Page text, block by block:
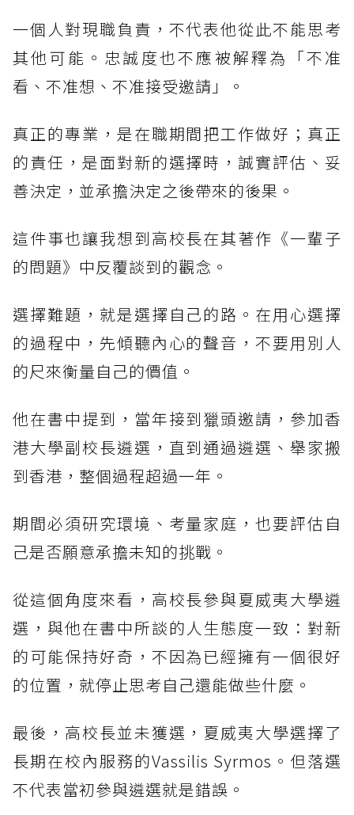
一個人對現職負責，不代表他從此不能思考
其他可能。忠誠度也不應被解釋為「不准
看、不准想、不准接受邀請」。
真正的專業，是在職期間把工作做好；真正
的責任，是面對新的選擇時，誠實評估、妥
善決定，並承擔決定之後帶來的後果。
這件事也讓我想到高校長在其著作《一輩子
的問題》中反覆談到的觀念。
選擇難題，就是選擇自己的路。在用心選擇
的過程中，先傾聽內心的聲音，不要用別人
的尺來衡量自己的價值。
他在書中提到，當年接到獵頭邀請，參加香
港大學副校長遴選，直到通過遴選、舉家搬
到香港，整個過程超過一年。
期間必須研究環境、考量家庭，也要評估自
己是否願意承擔未知的挑戰。
從這個角度來看，高校長參與夏威夷大學遴
選，與他在書中所談的人生態度一致：對新
的可能保持好奇，不因為已經擁有一個很好
的位置，就停止思考自己還能做些什麼。
最後，高校長並未獲選，夏威夷大學選擇了
長期在校內服務的Vassilis Syrmos。但落選
不代表當初參與遴選就是錯誤。